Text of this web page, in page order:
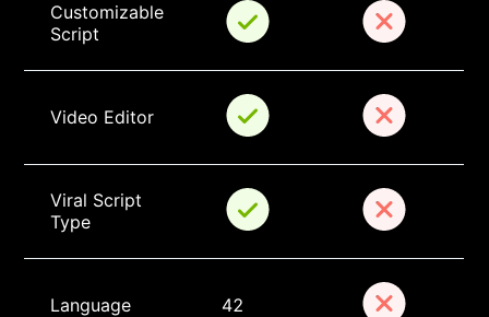
Customizable
Script
Video Editor
Viral Script
Type
Language 42